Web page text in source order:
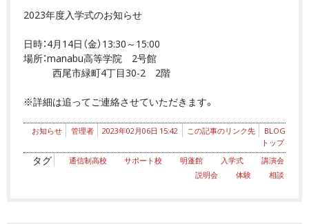
2023年度入学式のお知らせ
日時：4月14日（金）13:30～15:00
場所：manabu高等学院 2号館
西尾市緑町4丁目30-2 2階
※詳細は追ってご連絡させていただきます。
お知らせ 管理者 2023年02月06日 15:42 この記事のリンク先
BLOG
トップ
タグ 通信制高校 サポート校 明蓬館 入学式
講演会
説明会
体験 相談